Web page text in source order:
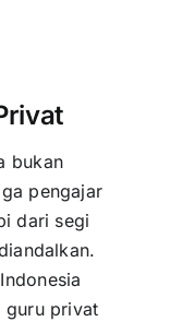
bukan
pengajar
dari segi
guru privat